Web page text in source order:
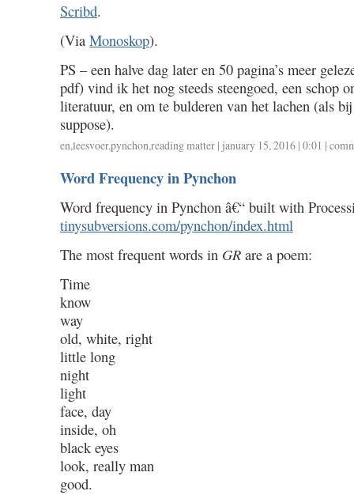
Scribd.
(Via Monoskop).
PS – een halve dag later en 50 pagina’s meer
pdf) vind ik het nog steeds steengoed, een schop
literatuur, en om te bulderen van het lachen (als
suppose).
en,leesvoer,pynchon,reading matter | january 15, 2016 | 0:01 |
Word Frequency in Pynchon
Word frequency in Pynchon â€“ built with
tinysubversions.com/pynchon/index.html
The most frequent words in GR are a poem:
Time
know
way
old, white, right
little long
night
light
face, day
inside, oh
black eyes
look, really man
good.